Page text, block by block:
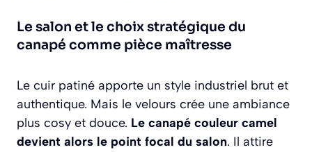
Le salon et le choix stratégique du
canapé comme pièce maîtresse
Le cuir patiné apporte un style industriel brut et
authentique. Mais le velours crée une ambiance
plus cosy et douce. Le canapé couleur camel
devient alors le point focal du salon. Il attire